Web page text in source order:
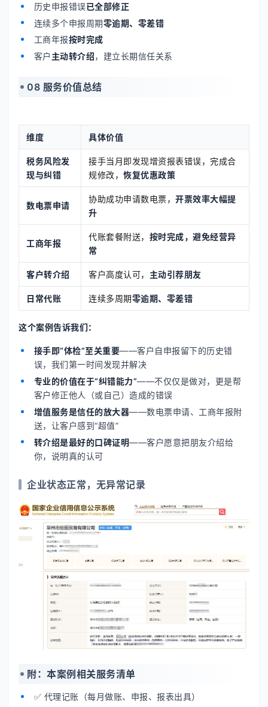
历史申报错误已全部修正
连续多个申报周期零逾期、零差错
工商年报按时完成
客户 主动转介绍，建立长期信任关系
08 服务价值总结
维度 具体价值
税务风险发
现与纠错
接手当月即发现增资报表错误，完成合
规修改， 恢复优惠政策
数电票申请
协助成功申请数电票， 开票效率大幅提
升
工商年报
代账套餐附送， 按时完成，避免经营异
常
客户转介绍 客户高度认可， 主动引荐朋友
日常代账 连续多周期零逾期、零差错
这个案例告诉我们：
接手即“体检”至关重要——客户自申报留下的历史错
误，我们第一时间发现并解决
专业的价值在于“纠错能力”——不仅仅是做对，更是帮
客户修正他人（或自己）造成的错误
增值服务是信任的放大器——数电票申请、工商年报附
送，让客户感到“超值”
转介绍是最好的口碑证明——客户愿意把朋友介绍给
你，说明真的认可
企业状态正常，无异常记录
附：本案例相关服务清单
✅ 代理记账（每月做账、申报、报表出具）